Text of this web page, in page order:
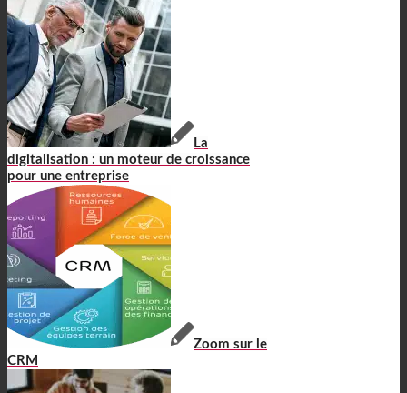
La
digitalisation : un moteur de croissance
pour une entreprise
Zoom sur le
CRM